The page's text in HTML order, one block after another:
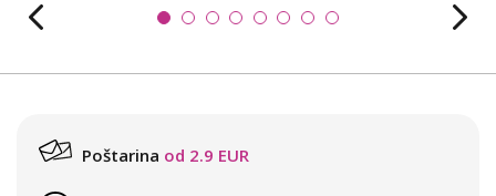
Poštarina od 2.9 EUR